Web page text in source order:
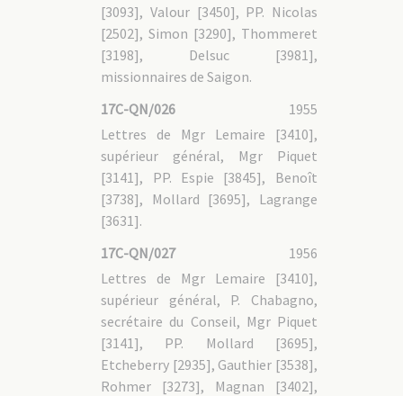
[3093], Valour [3450], PP. Nicolas
[2502], Simon [3290], Thommeret
[3198], Delsuc [3981],
missionnaires de Saigon.
17C-QN/026
1955
Lettres de Mgr Lemaire [3410],
supérieur général, Mgr Piquet
[3141], PP. Espie [3845], Benoît
[3738], Mollard [3695], Lagrange
[3631].
17C-QN/027
1956
Lettres de Mgr Lemaire [3410],
supérieur général, P. Chabagno,
secrétaire du Conseil, Mgr Piquet
[3141], PP. Mollard [3695],
Etcheberry [2935], Gauthier [3538],
Rohmer [3273], Magnan [3402],